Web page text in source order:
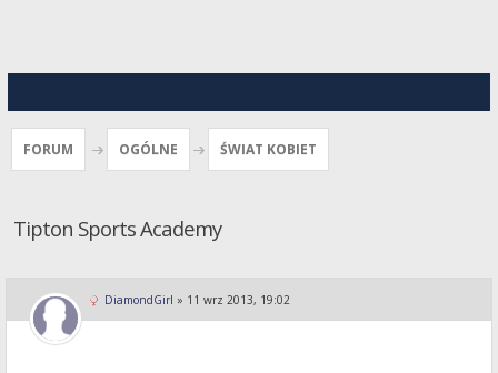
FORUM OGÓLNE ŚWIAT KOBIET
Tipton Sports Academy
DiamondGirl » 11 wrz 2013, 19:02